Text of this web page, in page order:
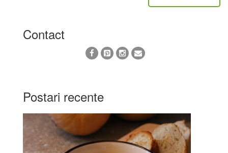
Contact
Postari recente